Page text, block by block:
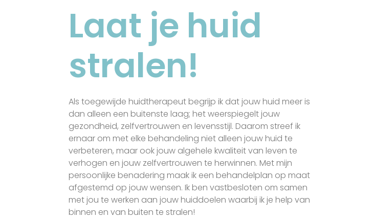
Laat je huid
stralen!
Als toegewijde huidtherapeut begrijp ik dat jouw huid meer is
dan alleen een buitenste laag; het weerspiegelt jouw
gezondheid, zelfvertrouwen en levensstijl. Daarom streef ik
ernaar om met elke behandeling niet alleen jouw huid te
verbeteren, maar ook jouw algehele kwaliteit van leven te
verhogen en jouw zelfvertrouwen te herwinnen. Met mijn
persoonlijke benadering maak ik een behandelplan op maat
afgestemd op jouw wensen. Ik ben vastbesloten om samen
met jou te werken aan jouw huiddoelen waarbij ik je help van
binnen en van buiten te stralen!